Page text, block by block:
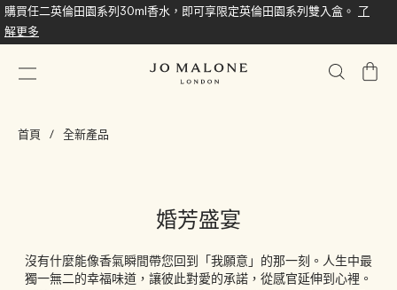
購買任二英倫田園系列30ml香水，即可享限定英倫田園系列雙入盒。
了
解更多
我
首頁 全新產品
婚芳盛宴
沒有什麼能像香氣瞬間帶您回到「我願意」的那一刻。人生中最
獨一無二的幸福味道，讓彼此對愛的承諾，從感官延伸到心裡。